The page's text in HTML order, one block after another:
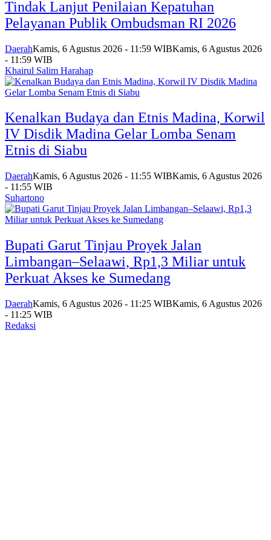
Tindak Lanjut Penilaian Kepatuhan
Pelayanan Publik Ombudsman RI 2026
DaerahKamis, 6 Agustus 2026 - 11:59 WIBKamis, 6 Agustus 2026
- 11:59 WIB
Khairul Salim Harahap
Kenalkan Budaya dan Etnis Madina, Korwil
IV Disdik Madina Gelar Lomba Senam
Etnis di Siabu
DaerahKamis, 6 Agustus 2026 - 11:55 WIBKamis, 6 Agustus 2026
- 11:55 WIB
Suhartono
Bupati Garut Tinjau Proyek Jalan
Limbangan–Selaawi, Rp1,3 Miliar untuk
Perkuat Akses ke Sumedang
DaerahKamis, 6 Agustus 2026 - 11:25 WIBKamis, 6 Agustus 2026
- 11:25 WIB
Redaksi